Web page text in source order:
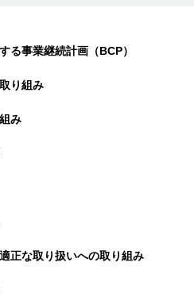
る事業継続計画（BCP）
り組み
み
正な取り扱いへの取り組み